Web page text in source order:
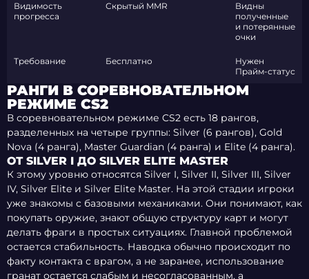
Видимость
прогресса
Скрытый MMR
Видны
полученные
и потерянные
очки
Требование Бесплатно
Нужен
Прайм-статус
РАНГИ В СОРЕВНОВАТЕЛЬНОМ
РЕЖИМЕ CS2
В соревновательном режиме CS2 есть 18 рангов,
разделенных на четыре группы: Silver (6 рангов), Gold
Nova (4 ранга), Master Guardian (4 ранга) и Elite (4 ранга).
ОТ SILVER I ДО SILVER ELITE MASTER
К этому уровню относятся Silver I, Silver II, Silver III, Silver
IV, Silver Elite и Silver Elite Master. На этой стадии игроки
уже знакомы с базовыми механиками. Они понимают, как
покупать оружие, знают общую структуру карт и могут
делать фраги в простых ситуациях. Главной проблемой
остается стабильность. Наводка обычно происходит по
факту контакта с врагом, а не заранее, использование
гранат остается слабым и несогласованным, а